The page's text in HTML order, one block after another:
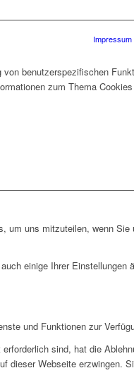
Impressum
benutzerspezifischen
zum Thema
uns mitzuteilen, wenn
einige Ihrer
und Funktionen zur
sind, hat die
Webseite